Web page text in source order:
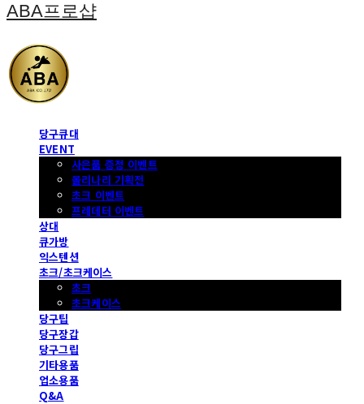
ABA프로샵
당구큐대
EVENT
사은품 증정 이벤트
몰리나리 기획전
초크 이벤트
프레데터 이벤트
상대
큐가방
익스텐션
초크/초크케이스
초크
초크케이스
당구팁
당구장갑
당구그립
기타용품
업소용품
Q&A